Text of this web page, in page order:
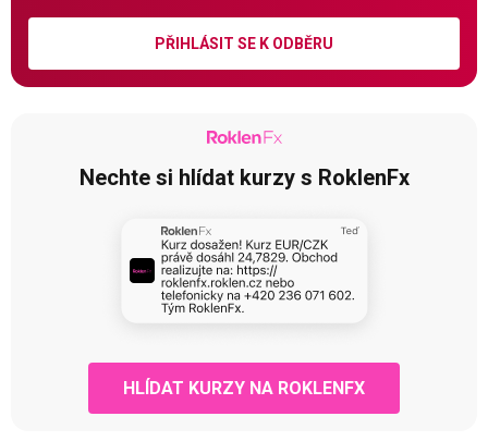
PŘIHLÁSIT SE K ODBĚRU
Nechte si hlídat kurzy s RoklenFx
HLÍDAT KURZY NA ROKLENFX